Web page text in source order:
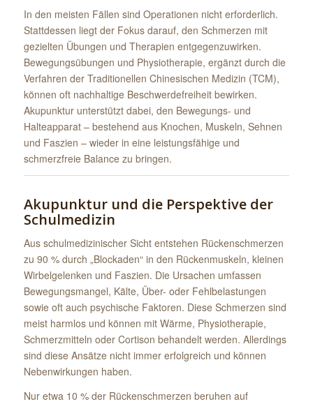
In den meisten Fällen sind Operationen nicht erforderlich.
Stattdessen liegt der Fokus darauf, den Schmerzen mit
gezielten Übungen und Therapien entgegenzuwirken.
Bewegungsübungen und Physiotherapie, ergänzt durch die
Verfahren der Traditionellen Chinesischen Medizin (TCM),
können oft nachhaltige Beschwerdefreiheit bewirken.
Akupunktur unterstützt dabei, den Bewegungs- und
Halteapparat – bestehend aus Knochen, Muskeln, Sehnen
und Faszien – wieder in eine leistungsfähige und
schmerzfreie Balance zu bringen.
Akupunktur und die Perspektive der
Schulmedizin
Aus schulmedizinischer Sicht entstehen Rückenschmerzen
zu 90 % durch „Blockaden“ in den Rückenmuskeln, kleinen
Wirbelgelenken und Faszien. Die Ursachen umfassen
Bewegungsmangel, Kälte, Über- oder Fehlbelastungen
sowie oft auch psychische Faktoren. Diese Schmerzen sind
meist harmlos und können mit Wärme, Physiotherapie,
Schmerzmitteln oder Cortison behandelt werden. Allerdings
sind diese Ansätze nicht immer erfolgreich und können
Nebenwirkungen haben.
Nur etwa 10 % der Rückenschmerzen beruhen auf